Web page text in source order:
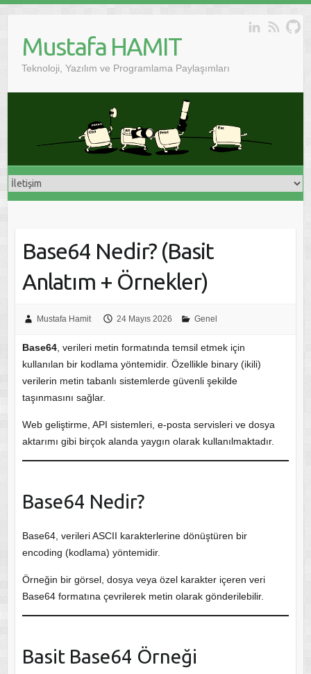
contentMustafa HAMIT
Teknoloji, Yazılım ve Programlama Paylaşımları
Base64 Nedir? (Basit
Anlatım + Örnekler)
Mustafa Hamit 24 Mayıs 2026 Genel
Base64, verileri metin formatında temsil etmek için
kullanılan bir kodlama yöntemidir. Özellikle binary (ikili)
verilerin metin tabanlı sistemlerde güvenli şekilde
taşınmasını sağlar.
Web geliştirme, API sistemleri, e-posta servisleri ve dosya
aktarımı gibi birçok alanda yaygın olarak kullanılmaktadır.
Base64 Nedir?
Base64, verileri ASCII karakterlerine dönüştüren bir
encoding (kodlama) yöntemidir.
Örneğin bir görsel, dosya veya özel karakter içeren veri
Base64 formatına çevrilerek metin olarak gönderilebilir.
Basit Base64 Örneği